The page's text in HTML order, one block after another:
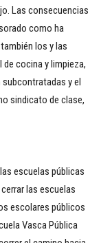
Las consecuencias
como ha
los y las
cocina y limpieza,
y el
sindicato de clase,
escuelas públicas
las escuelas
escolares públicos
Vasca Pública